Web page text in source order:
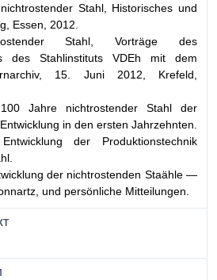
Stahl, Historisches und
Essen, 2012.
Stahl, Vorträge des
des Stahlinstituts VDEh mit dem
15. Juni 2012, Krefeld,
Jahre nichtrostender Stahl der
in den ersten Jahrzehnten.
der Produktionstechnik
der nichtrostenden Staähle —
und persönliche Mitteilungen.